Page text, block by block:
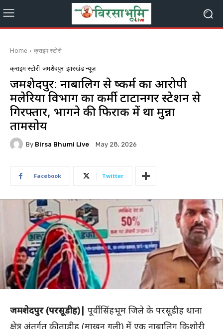
Home क्राइम स्टोरी
क्राइम स्टोरी जमशेदपुर झारखंड न्यूज़
जमशेदपुर: नाबालिग से दुष्कर्म का आरोपी
मलेरिया विभाग का कर्मी टाटानगर स्टेशन से
गिरफ्तार, भागने की फिराक में था मुन्ना
तामसोय
By Birsa Bhumi Live May 28, 2026
Facebook Twitter
जमशेदपुर (परसूडीह)| पूर्वी सिंहभूम जिले के परसूडीह थाना
क्षेत्र अंतर्गत कीताडीह (माखन गली) में एक नाबालिग किशोरी